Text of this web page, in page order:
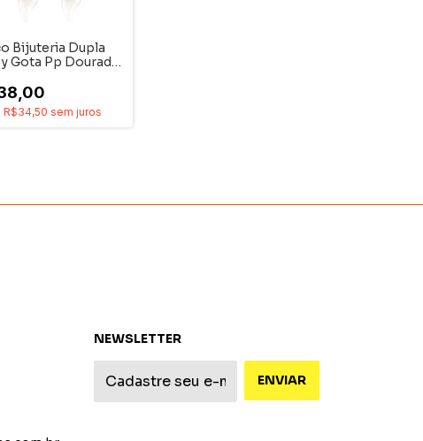
Bijuteria Dupla
Gota Pp Dourado
R$34,50 sem juros
NEWSLETTER